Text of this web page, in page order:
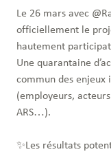
Le 26 mars avec
officiellement le
hautement
Une quarantaine
commun des enjeux
(employeurs,
ARS…).
✨Les résultats